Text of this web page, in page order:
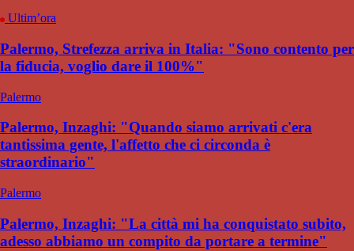
Ultim’ora
Palermo, Strefezza arriva in Italia: "Sono contento per
la fiducia, voglio dare il 100%"
Palermo
Palermo, Inzaghi: "Quando siamo arrivati c'era
tantissima gente, l'affetto che ci circonda è
straordinario"
Palermo
Palermo, Inzaghi: "La città mi ha conquistato subito,
adesso abbiamo un compito da portare a termine"